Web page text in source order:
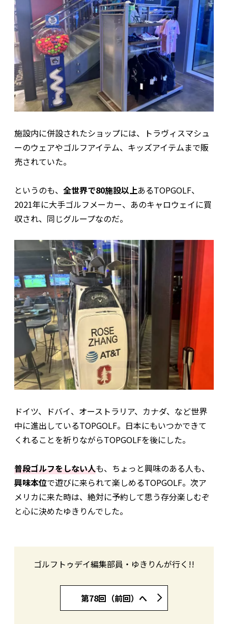
施設内に併設されたショップには、トラヴィスマシュ
ーのウェアやゴルフアイテム、キッズアイテムまで販
売されていた。
というのも、 全世界で80施設以上あるTOPGOLF、
2021年に大手ゴルフメーカー、あのキャロウェイに買
収され、同じグループなのだ。
ドイツ、ドバイ、オーストラリア、カナダ、など世界
中に進出しているTOPGOLF。日本にもいつかできて
くれることを祈りながらTOPGOLFを後にした。
普段ゴルフをしない人も、ちょっと興味のある人も、
興味本位で遊びに来られて楽しめるTOPGOLF。次ア
メリカに来た時は、絶対に予約して思う存分楽しむぞ
と心に決めたゆきりんでした。
ゴルフトゥデイ編集部員・ゆきりんが行く!!
第78回（前回）へ